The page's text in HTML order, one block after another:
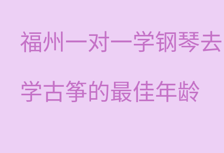
福州一对一学钢琴
学古筝的最佳年龄